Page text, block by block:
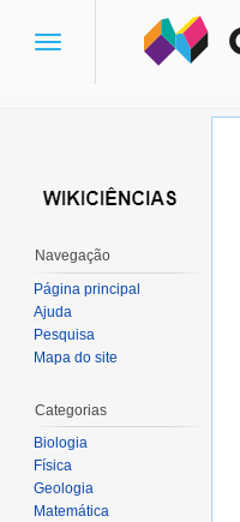
Toggle
Navegação
Página principal
Ajuda
Pesquisa
Mapa do site
Categorias
Biologia
Física
Geologia
Matemática